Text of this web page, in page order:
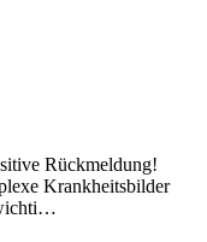
Rückmeldung!
Krankheitsbilder